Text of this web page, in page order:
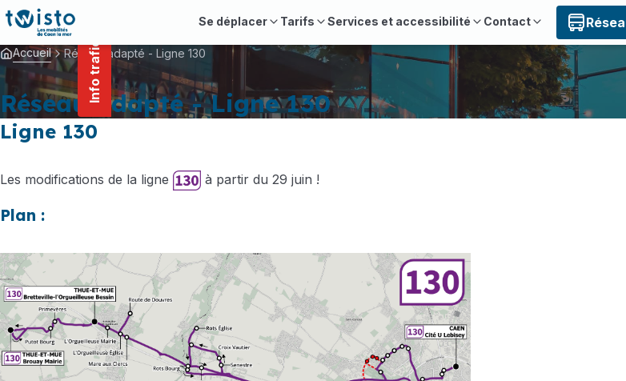
principal
Se déplacer Tarifs Services et accessibilité Contact
Info trafic
Accueil Réseau adapté - Ligne 130
Réseau adapté - Ligne 130
Ligne 130
Les modifications de la ligne à partir du 29 juin !
Plan :
Panneau de gestion des cookies